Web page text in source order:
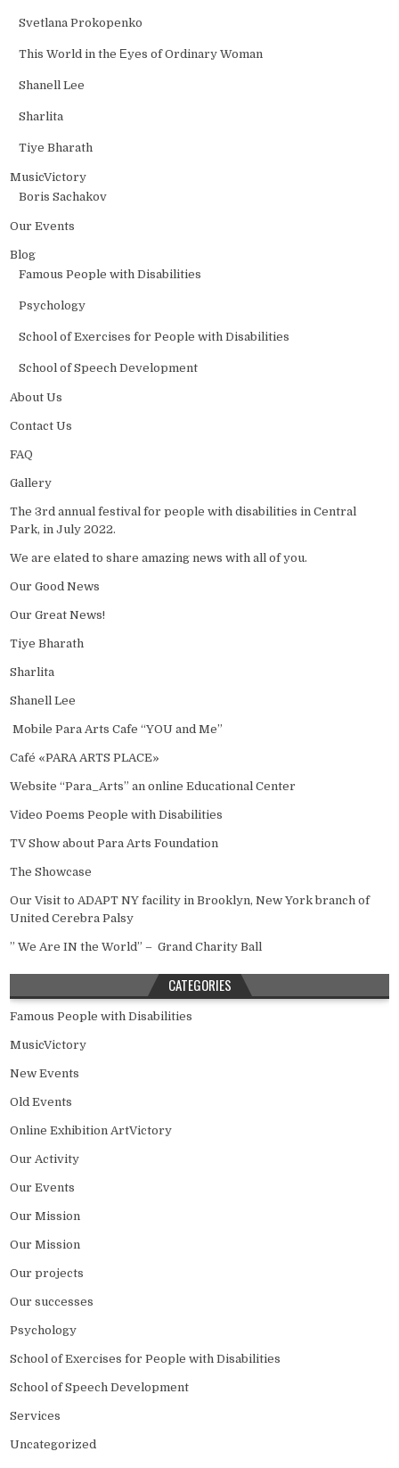
Svetlana Prokopenko
This World in the Еyes of Ordinary Woman
Shanell Lee
Sharlita
Tiye Bharath
MusicVictory
Boris Sachakov
Our Events
Blog
Famous People with Disabilities
Psychology
School of Exercises for People with Disabilities
School of Speech Development
About Us
Contact Us
FAQ
Gallery
The 3rd annual festival for people with disabilities in Central
Park, in July 2022.
We are elated to share amazing news with all of you.
Our Good News
Our Great News!
Tiye Bharath
Sharlita
Shanell Lee
Mobile Para Arts Cafe “YOU and Me”
Café «PARA ARTS PLACE»
Website “Para_Arts” an online Educational Center
Video Poems People with Disabilities
TV Show about Para Arts Foundation
The Showcase
Our Visit to ADAPT NY facility in Brooklyn, New York branch of
United Cerebra Palsy
” We Are IN the World” – Grand Charity Ball
CATEGORIES
Famous People with Disabilities
MusicVictory
New Events
Old Events
Online Exhibition ArtVictory
Our Activity
Our Events
Our Mission
Our Mission
Our projects
Our successes
Psychology
School of Exercises for People with Disabilities
School of Speech Development
Services
Uncategorized